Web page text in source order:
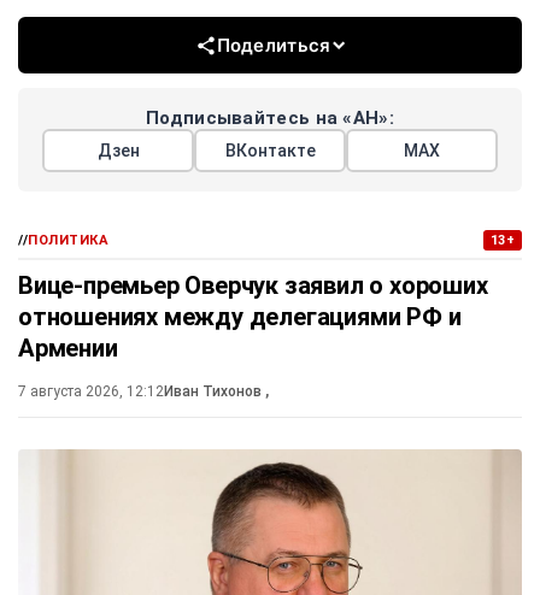
Поделиться
Подписывайтесь на «АН»:
Дзен ВКонтакте МАХ
//ПОЛИТИКА 13+
Вице-премьер Оверчук заявил о хороших
отношениях между делегациями РФ и
Армении
7 августа 2026, 12:12Иван Тихонов ,